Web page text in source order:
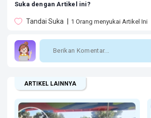
Suka dengan Artikel ini?
Tandai Suka 1 Orang menyukai Artikel Ini
ARTIKEL LAINNYA